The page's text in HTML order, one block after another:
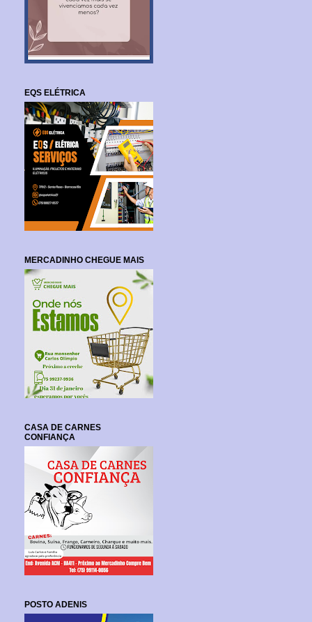
EQS ELÉTRICA
MERCADINHO CHEGUE MAIS
CASA DE CARNES
CONFIANÇA
POSTO ADENIS